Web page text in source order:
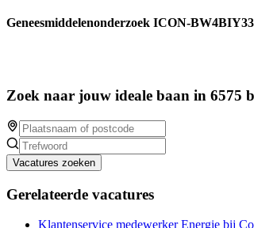
Geneesmiddelenonderzoek ICON-
Zoek naar jouw ideale baan in 6575
Vacatures zoeken
Gerelateerde vacatures
Klantenservice medewerker Energie bij